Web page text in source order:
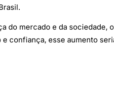
do mercado e da
confiança, esse aumento